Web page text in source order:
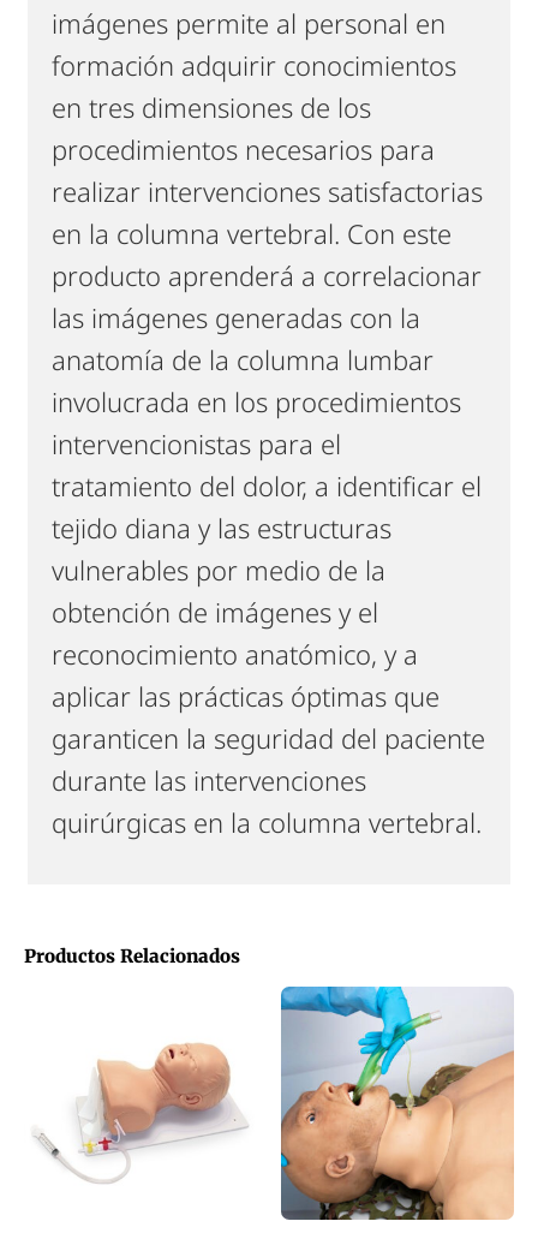
Productos Relacionados
imágenes permite al personal en
formación adquirir conocimientos
en tres dimensiones de los
procedimientos necesarios para
realizar intervenciones satisfactorias
en la columna vertebral. Con este
producto aprenderá a correlacionar
las imágenes generadas con la
anatomía de la columna lumbar
involucrada en los procedimientos
intervencionistas para el
tratamiento del dolor, a identificar el
tejido diana y las estructuras
vulnerables por medio de la
obtención de imágenes y el
reconocimiento anatómico, y a
aplicar las prácticas óptimas que
garanticen la seguridad del paciente
durante las intervenciones
quirúrgicas en la columna vertebral.